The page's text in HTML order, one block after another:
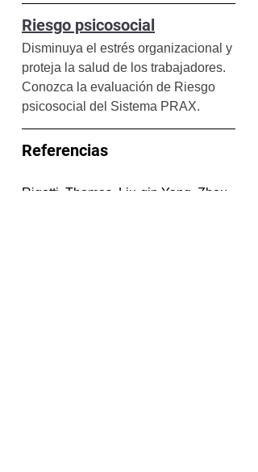
Riesgo psicosocial
Disminuya el estrés organizacional y
proteja la salud de los trabajadores.
Conozca la evaluación de Riesgo
psicosocial del Sistema PRAX.
Referencias
Rigotti, Thomas, Liu‐qin Yang, Zhou